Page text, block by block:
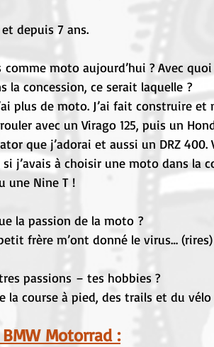
depuis 7 ans.
comme moto aujourd’hui ? Avec
concession, ce serait laquelle ?
plus de moto. J’ai fait construire
avec un Virago 125, puis un
que j’adorai et aussi un DRZ
j’avais à choisir une moto dans la
une Nine T !
la passion de la moto ?
frère m’ont donné le virus… (rires)
passions – tes hobbies ?
la course à pied, des trails et du vélo
BMW Motorrad :